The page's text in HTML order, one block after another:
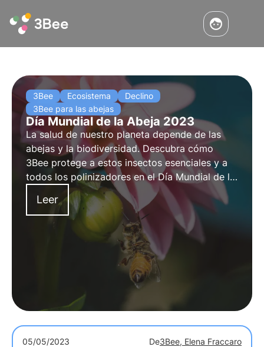
3Bee Ecosistema
Declino
3Bee para las abejas
Día Mundial de la Abeja 2023
La salud de nuestro planeta depende de las
abejas y la biodiversidad. Descubra cómo
3Bee protege a estos insectos esenciales y a
todos los polinizadores en el Día Mundial de la
Abeja 2023.
Leer
05/05/2023 De3Bee, Elena Fraccaro